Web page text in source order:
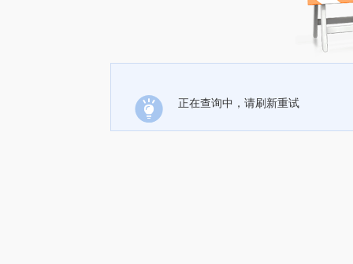
正在查询中，请刷新重试